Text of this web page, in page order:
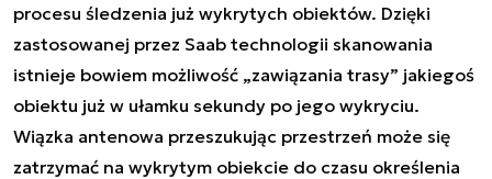
procesu śledzenia już wykrytych obiektów. Dzięki
zastosowanej przez Saab technologii skanowania
istnieje bowiem możliwość „zawiązania trasy” jakiegoś
obiektu już w ułamku sekundy po jego wykryciu.
Wiązka antenowa przeszukując przestrzeń może się
zatrzymać na wykrytym obiekcie do czasu określenia